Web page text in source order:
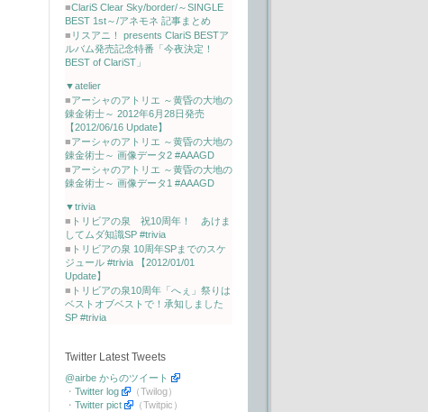
■ClariS Clear Sky/border/～SINGLE
BEST 1st～/アネモネ 記事まとめ
■ リスアニ！ presents ClariS BESTア
ルバム発売記念特番「今夜決定！
BEST of ClariST」
▼atelier
■アーシャのアトリエ ～黄昏の大地の
錬金術士～ 2012年6月28日発売
【2012/06/16 Update】
■アーシャのアトリエ ～黄昏の大地の
錬金術士～ 画像データ2 #AAAGD
■アーシャのアトリエ ～黄昏の大地の
錬金術士～ 画像データ1 #AAAGD
▼trivia
■ トリビアの泉 祝10周年！ あけま
してムダ知識SP #trivia
■ トリビアの泉 10周年SPまでのスケ
ジュール #trivia 【2012/01/01
Update】
■ トリビアの泉10周年「へぇ」祭りは
ベストオブベストで！承知しました
SP #trivia
Twitter Latest Tweets
@airbe からのツイート
・ Twitter log
（Twilog）
・ Twitter pict
（Twitpic）